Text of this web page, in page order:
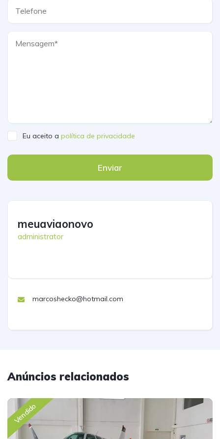
Eu aceito a política de privacidade
Enviar
meuaviaonovo
administrator
marcoshecko@hotmail.com
Anúncios relacionados
Vendido